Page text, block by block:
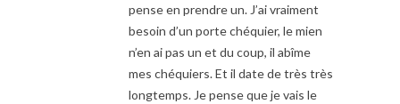
pense en prendre un. J’ai vraiment
besoin d’un porte chéquier, le mien
n’en ai pas un et du coup, il abîme
mes chéquiers. Et il date de très très
longtemps. Je pense que je vais le